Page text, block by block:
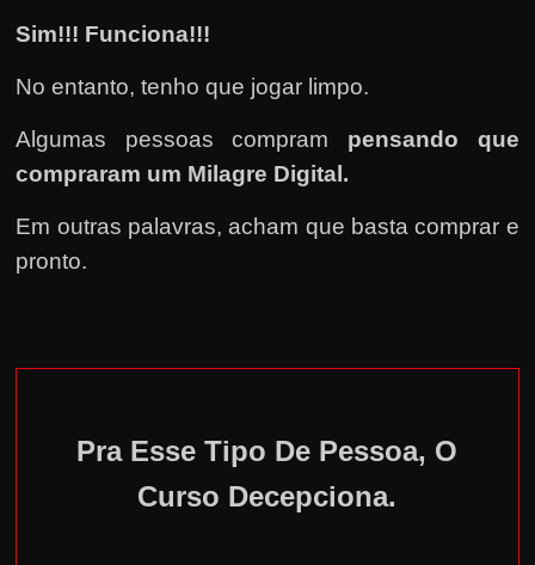
Sim!!! Funciona!!!
No entanto, tenho que jogar limpo.
Algumas pessoas compram pensando que
compraram um Milagre Digital.
Em outras palavras, acham que basta comprar e
pronto.
Pra Esse Tipo De Pessoa, O
Curso Decepciona.